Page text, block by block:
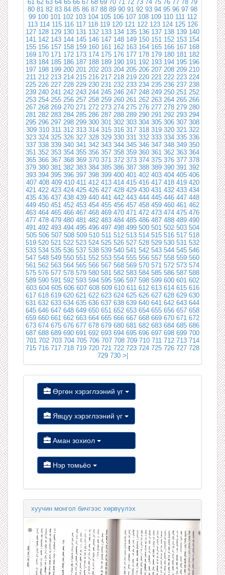
61 62 63 64 65 66 67 68 69 70 71 72 73 74 75 76 77 78 79
80 81 82 83 84 85 86 87 88 89 90 91 92 93 94 95 96 97 98
99 100 101 102 103 104 105 106 107 108 109 110 111 112
113 114 115 116 117 118 119 120 121 122 123 124 125 126
127 128 129 130 131 132 133 134 135 136 137 138 139 140
141 142 143 144 145 146 147 148 149 150 151 152 153 154
155 156 157 158 159 160 161 162 163 164 165 166 167 168
169 170 171 172 173 174 175 176 177 178 179 180 181 182
183 184 185 186 187 188 189 190 191 192 193 194 195 196
197 198 199 200 201 202 203 204 205 206 207 208 209 210
211 212 213 214 215 216 217 218 219 220 221 222 223 224
225 226 227 228 229 230 231 232 233 234 235 236 237 238
239 240 241 242 243 244 245 246 247 248 249 250 251 252
253 254 255 256 257 258 259 260 261 262 263 264 265 266
267 268 269 270 271 272 273 274 275 276 277 278 279 280
281 282 283 284 285 286 287 288 289 290 291 292 293 294
295 296 297 298 299 300 301 302 303 304 305 306 307 308
309 310 311 312 313 314 315 316 317 318 319 320 321 322
323 324 325 326 327 328 329 330 331 332 333 334 335 336
337 338 339 340 341 342 343 344 345 346 347 348 349 350
351 352 353 354 355 356 357 358 359 360 361 362 363 364
365 366 367 368 369 370 371 372 373 374 375 376 377 378
379 380 381 382 383 384 385 386 387 388 389 390 391 392
393 394 395 396 397 398 399 400 401 402 403 404 405 406
407 408 409 410 411 412 413 414 415 416 417 418 419 420
421 422 423 424 425 426 427 428 429 430 431 432 433 434
435 436 437 438 439 440 441 442 443 444 445 446 447 448
449 450 451 452 453 454 455 456 457 458 459 460 461 462
463 464 465 466 467 468 469 470 471 472 473 474 475 476
477 478 479 480 481 482 483 484 485 486 487 488 489 490
491 492 493 494 495 496 497 498 499 500 501 502 503 504
505 506 507 508 509 510 511 512 513 514 515 516 517 518
519 520 521 522 523 524 525 526 527 528 529 530 531 532
533 534 535 536 537 538 539 540 541 542 543 544 545 546
547 548 549 550 551 552 553 554 555 556 557 558 559 560
561 562 563 564 565 566 567 568 569 570 571 572 573 574
575 576 577 578 579 580 581 582 583 584 585 586 587 588
589 590 591 592 593 594 595 596 597 598 599 600 601 602
603 604 605 606 607 608 609 610 611 612 613 614 615 616
617 618 619 620 621 622 623 624 625 626 627 628 629 630
631 632 633 634 635 636 637 638 639 640 641 642 643 644
645 646 647 648 649 650 651 652 653 654 655 656 657 658
659 660 661 662 663 664 665 666 667 668 669 670 671 672
673 674 675 676 677 678 679 680 681 682 683 684 685 686
687 688 689 690 691 692 693 694 695 696 697 698 699 700
701 702 703 704 705 706 707 708 709 710 711 712 713 714
715 716 717 718 719 720 721 722 723 724 725 726 727 728
729 730 >|
Өргөн хэрэглээний үг
Явцуу хэрэглээний үг
Аман зохиол
Нэр томьёо
хуучин монгол бичгээс хөрвүүлэх